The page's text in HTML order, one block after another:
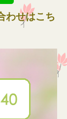
わせはこち